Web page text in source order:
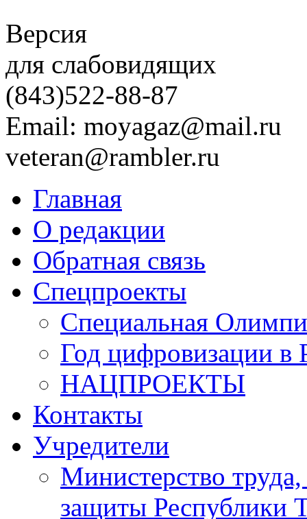
Версия
для слабовидящих
(843)522-88-87
Email: moyagaz@mail.ru
veteran@rambler.ru
Главная
О редакции
Обратная связь
Спецпроекты
Специальная
Год цифровизации в
НАЦПРОЕКТЫ
Контакты
Учредители
Министерство
защиты Республики